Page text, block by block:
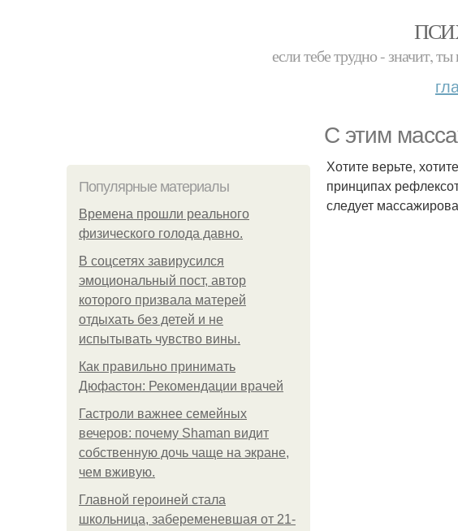
если тебе трудно - значит,
С этим
Популярные материалы
Bpeмена прошли реального
физического голода давно.
В соцсетях завирусился
эмоциональный пост, автор
которого призвала матерей
отдыхать без детей и не
испытывать чувство вины.
Как правильно принимать
Дюфастон: Рекомендации врачей
Гастроли важнее семейных
вечеров: почему Shaman видит
собственную дочь чаще на экране,
чем вживую.
Главной героиней стала
школьница, забеременевшая от 21-
Хотите верьте,
принципах
следует